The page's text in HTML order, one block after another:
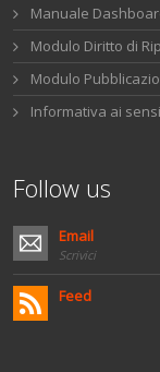
Manuale
Modulo Diritto di
Modulo
Informativa ai
Follow us
Email
Scrivici
Feed